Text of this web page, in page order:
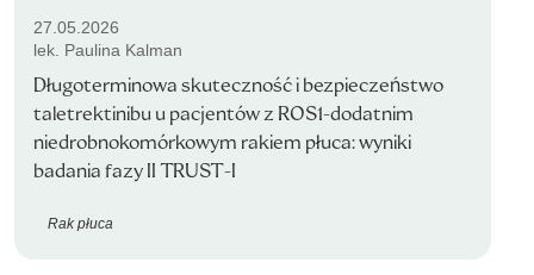
27.05.2026
lek. Paulina Kalman
Długoterminowa skuteczność i bezpieczeństwo
taletrektinibu u pacjentów z ROS1-dodatnim
niedrobnokomórkowym rakiem płuca: wyniki
badania fazy II TRUST-I
Rak płuca